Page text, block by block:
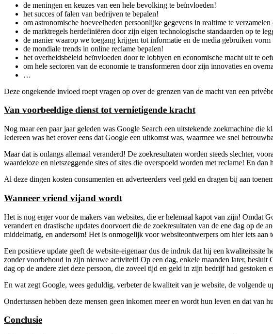
de meningen en keuzes van een hele bevolking te beïnvloeden!
het succes of falen van bedrijven te bepalen!
om astronomische hoeveelheden persoonlijke gegevens in realtime te verzamelen
de marktregels herdefiniëren door zijn eigen technologische standaarden op te
de manier waarop we toegang krijgen tot informatie en de media gebruiken vorm
de mondiale trends in online reclame bepalen!
het overheidsbeleid beïnvloeden door te lobbyen en economische macht uit te
om hele sectoren van de economie te transformeren door zijn innovaties en
…
Deze ongekende invloed roept vragen op over de grenzen van de macht van een
Van voorbeeldige dienst tot vernietigende kracht
Nog maar een paar jaar geleden was Google Search een uitstekende zoekmachine die
Iedereen was het erover eens dat Google een uitkomst was, waarmee we snel
Maar dat is onlangs allemaal veranderd! De zoekresultaten worden steeds slechter,
waardeloze en nietszeggende sites of sites die overspoeld worden met reclame! En
Al deze dingen kosten consumenten en adverteerders veel geld en dragen bij aan
Wanneer vriend vijand wordt
Het is nog erger voor de makers van websites, die er helemaal kapot van zijn! Omdat
verandert en drastische updates doorvoert die de zoekresultaten van de ene dag op
middelmatig, en andersom! Het is onmogelijk voor websiteontwerpers om hier iets aan
Een positieve update geeft de website-eigenaar dus de indruk dat hij een kwaliteitssite
zonder voorbehoud in zijn nieuwe activiteit! Op een dag, enkele maanden later,
dag op de andere ziet deze persoon, die zoveel tijd en geld in zijn bedrijf had
En wat zegt Google, wees geduldig, verbeter de kwaliteit van je website, de volgende
Ondertussen hebben deze mensen geen inkomen meer en wordt hun leven en dat van
Conclusie